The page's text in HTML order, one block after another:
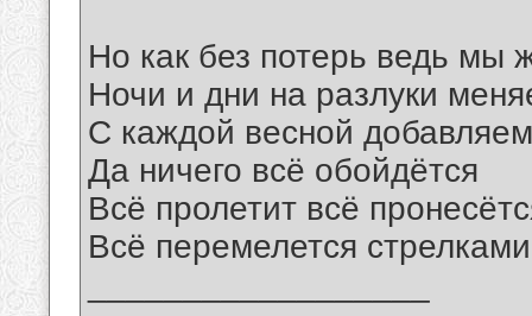
Но как без потерь ведь мы
Ночи и дни на разлуки
С каждой весной
Да ничего всё обойдётся
Всё пролетит всё
Всё перемелется